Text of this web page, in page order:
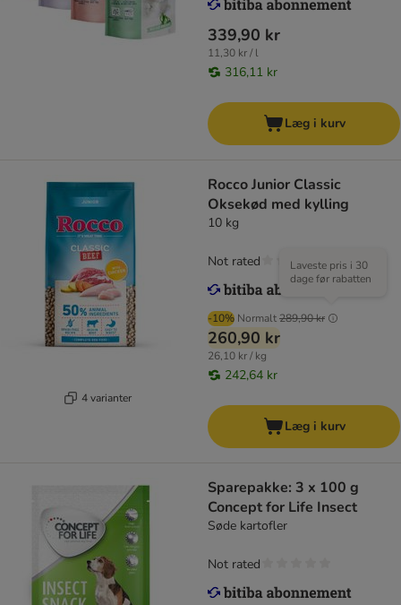
339,90 kr
11,30 kr / l
316,11 kr
Læg i kurv
4 varianter
Rocco Junior Classic
Oksekød med kylling
10 kg
-10% Normalt289,90 kr
Laveste pris i 30
dage før rabatten
260,90 kr
26,10 kr / kg
242,64 kr
Not rated
Læg i kurv
Sparepakke: 3 x 100 g
Concept for Life Insect
Søde kartofler
Not rated